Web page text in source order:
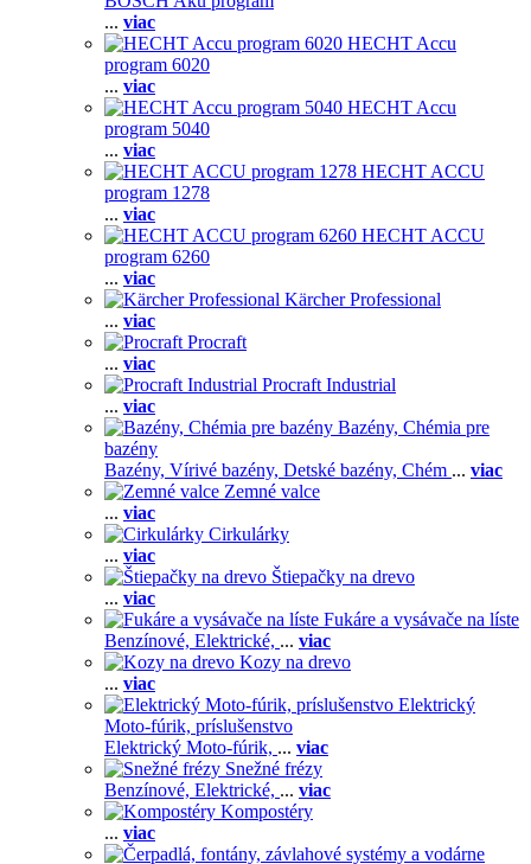
... viac
HECHT Accu
program 6020
... viac
HECHT Accu
program 5040
... viac
HECHT ACCU
program 1278
... viac
HECHT ACCU
program 6260
... viac
Kärcher Professional
... viac
Procraft
... viac
Procraft Industrial
... viac
Bazény, Chémia pre
bazény
Bazény, Vírivé bazény, Detské bazény, Chém ... viac
Zemné valce
... viac
Cirkulárky
... viac
Štiepačky na drevo
... viac
Fukáre a vysávače na líste
Benzínové, Elektrické, ... viac
Kozy na drevo
... viac
Elektrický
Moto-fúrik, príslušenstvo
Elektrický Moto-fúrik, ... viac
Snežné frézy
Benzínové, Elektrické, ... viac
Kompostéry
... viac